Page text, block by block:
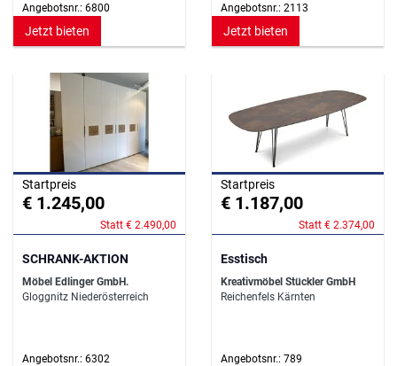
Angebotsnr.: 6800
Jetzt bieten
Angebotsnr.: 2113
Jetzt bieten
Startpreis
€ 1.245,00
Statt € 2.490,00
SCHRANK-AKTION
Möbel Edlinger GmbH.
Gloggnitz Niederösterreich
Angebotsnr.: 6302
Startpreis
€ 1.187,00
Statt € 2.374,00
Esstisch
Kreativmöbel Stückler GmbH
Reichenfels Kärnten
Angebotsnr.: 789